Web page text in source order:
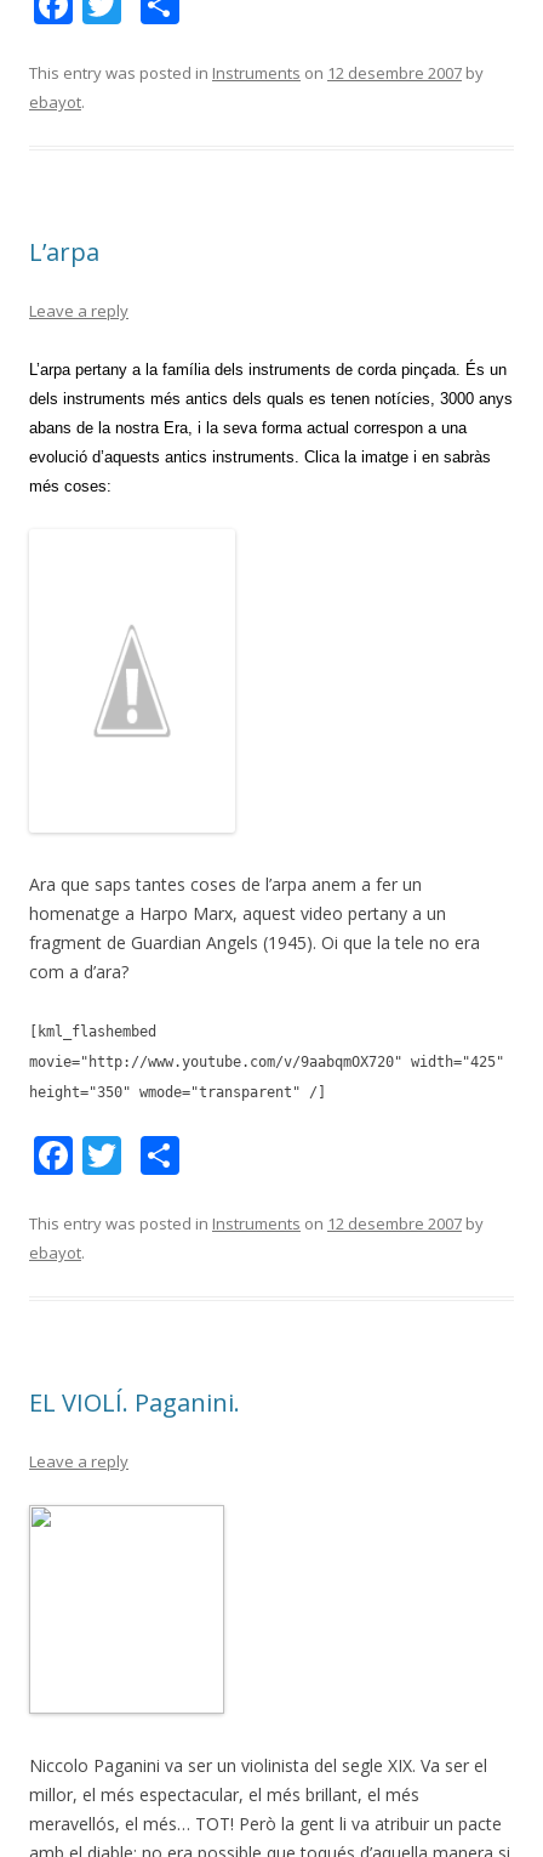
e
b
k
itt m
This entry was posted in Instruments on 12 desembre 2007 by
ebayot.
L’arpa
Leave a reply
L’arpa pertany a la família dels instruments de corda pinçada. És un
dels instruments més antics dels quals es tenen notícies, 3000 anys
abans de la nostra Era, i la seva forma actual correspon a una
evolució d’aquests antics instruments. Clica la imatge i en sabràs
més coses:
Ara que saps tantes coses de l’arpa anem a fer un
homenatge a Harpo Marx, aquest video pertany a un
fragment de Guardian Angels (1945). Oi que la tele no era
com a d’ara?
[kml_flashembed
movie="http://www.youtube.com/v/9aabqmOX720" width="425"
height="350" wmode="transparent" /]
F
e
b
k
T
itt m
ix
This entry was posted in Instruments on 12 desembre 2007 by
ebayot.
EL VIOLÍ. Paganini.
Leave a reply
Niccolo Paganini va ser un violinista del segle XIX. Va ser el
millor, el més espectacular, el més brillant, el més
meravellós, el més… TOT! Però la gent li va atribuir un pacte